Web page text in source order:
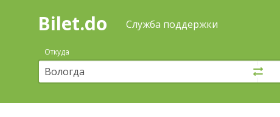
Поиск
покупка
билетов
автобус
онлайн
Bilet.do Служба поддержки
Откуда